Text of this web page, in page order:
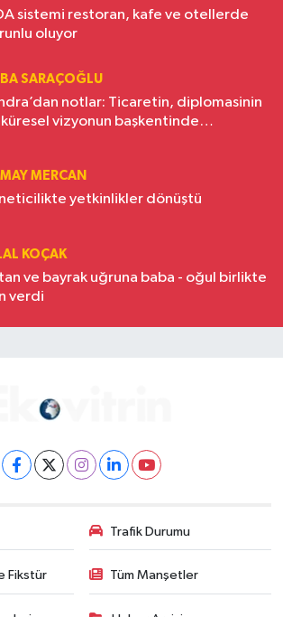
sistemi restoran, kafe ve otellerde
oluyor
SARAÇOĞLU
notlar: Ticaretin, diplomasinin
vizyonun başkentinde
MERCAN
yetkinlikler dönüştü
KOÇAK
ve bayrak uğruna baba - oğul birlikte
verdi
Trafik Durumu
Fikstür Tüm Manşetler